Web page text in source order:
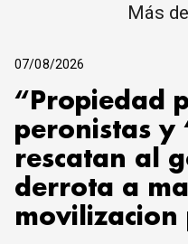
Más de
07/08/2026
“Propiedad
peronistas y
rescatan al
derrota a
movilizacion